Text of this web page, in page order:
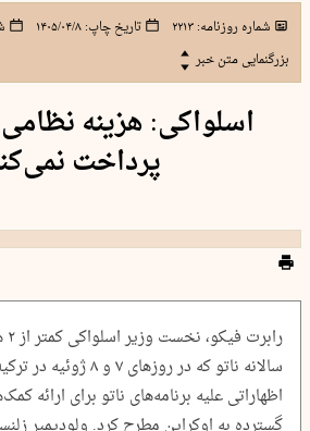
شماره روزنامه:۲۲۱۳ تاریخ چاپ:۱۴۰۵/۰۴/۸
بزرگنمایی متن خبر
اسلواکی: هزینه‌
پرداخت
سالانه ناتو که در روزهای
اظهاراتی علیه برنامه‌های ناتو برای ارائه